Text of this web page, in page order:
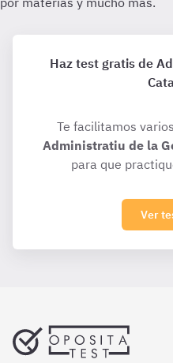
Haz test gratis de
Te facilitamos
Administratiu de la
para que
Ver